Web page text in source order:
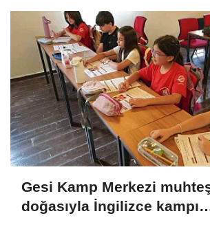
Gesi Kamp Merkezi
doğasıyla İngilizce kampı